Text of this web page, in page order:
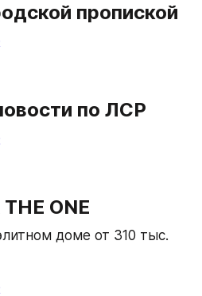
пропиской
по ЛСР
ONE
доме от 310 тыс.